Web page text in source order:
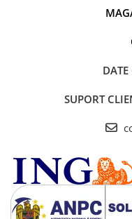
SUPORT